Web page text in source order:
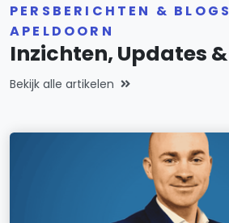
PERSBERICHTEN &
APELDOORN
Inzichten, Updates
Bekijk alle artikelen